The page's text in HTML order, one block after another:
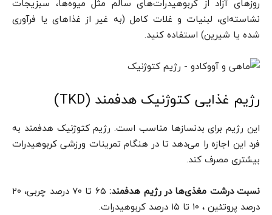
نشاسته‌ای، لبنیات و غلات کامل (به غیر از غذاهای یا فرآوری
شده یا شیرین) استفاده کنید.
رژیم غذایی کتوژنیک هدفمند (TKD)
این رژیم برای بدنسازها مناسب است. رژیم کتوژنیک هدفمند به
فرد این اجازه را می‌دهد تا در هنگام تمرینات ورزشی کربوهیدرات
بیشتری مصرف کند.
نسبت درشت مغذی‌ها در رژیم هدفمند:
۶۵ تا ۷۰ درصد چربی، ۲۰
درصد پروتئین ، ۱۰ تا ۱۵ درصد کربوهیدرات.